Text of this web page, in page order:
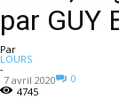
par GUY
Par
LOURS
-
7 avril 2020
0
4745